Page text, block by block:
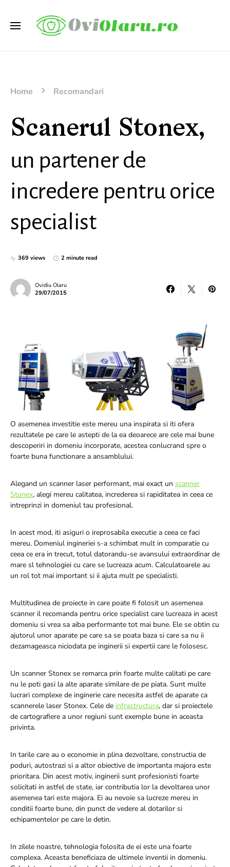
Home Recomandari
Scanerul Stonex,
un partener de
incredere pentru orice
specialist
369 views 2 minute read
Ovidiu Olaru
29/07/2015
O asemenea investitie este mereu una inspirata si iti ofera
rezultatele pe care le astepti de la ea deoarece are cele mai bune
descoperiri in domeniu incorporate, acestea conlucrand spre o
foarte buna functionare a ansamblului.
Alegand un scanner laser performant, mai exact un scanner
Stonex, alegi mereu calitatea, increderea si rapiditatea in ceea ce
intreprinzi in domeniul tau profesional.
In acest mod, iti asiguri o ireprosabila executie a ceea ce faci
mereu. Domeniul ingineriei s-a schimbat mult in comparatie cu
ceea ce era in trecut, totul datorandu-se avansului extraordinar de
mare sl tehnologiei cu care se lucreaza acum. Calculatoarele au
un rol tot mai important si ii ajuta mult pe specialisti.
Multitudinea de proiecte in care poate fi folosit un asemenea
scanner il recomanda pentru orice specialist care lucreaza in acest
domeniu si vrea sa aiba performante tot mai bune. Ele se obtin cu
ajutorul unor aparate pe care sa se poata baza si care sa nu ii
dezamageasca niciodata pe inginerii si expertii care le folosesc.
Un scanner Stonex se remarca prin foarte multe calitati pe care
nu le poti gasi la alte aparate similare de pe piata. Sunt multe
lucrari complexe de inginerie care necesita astfel de aparate ca
scannerele laser Stonex. Cele de infrastructura, dar si proiectele
de cartografiere a unor regiuni sunt exemple bune in aceasta
privinta.
In tarile care au o economie in plina dezvoltare, constructia de
poduri, autostrazi si a altor obiective de importanta majora este
prioritara. Din acest motiv, inginerii sunt profesionisti foarte
solicitati in astfel de state, iar contributia lor la devoltarea unor
asemenea tari este majora. Ei au nevoie sa lucreze mereu in
conditii foarte bune, din punct de vedere al dotarilor si
echipamentelor pe care le detin.
In zilele noastre, tehnologia folosita de ei este una foarte
complexa. Aceasta beneficiaza de ultimele inventii in domeniu.